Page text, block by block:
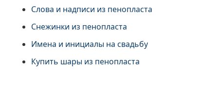
Слова и надписи из пенопласта
Снежинки из пенопласта
Имена и инициалы на свадьбу
Купить шары из пенопласта